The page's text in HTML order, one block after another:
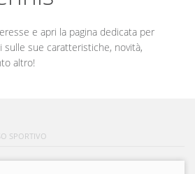
e apri la pagina dedicata per
sulle sue caratteristiche, novità,
altro!
SPORTIVO